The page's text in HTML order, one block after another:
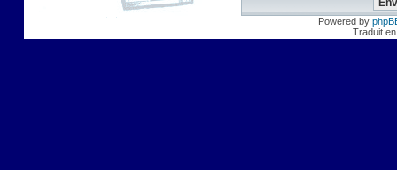
Powered by
Traduit